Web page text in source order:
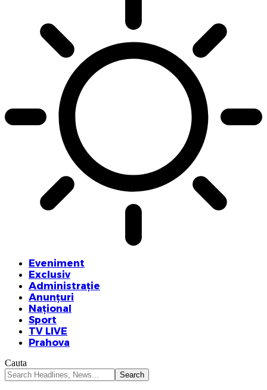
Eveniment
Exclusiv
Administrație
Anunțuri
Național
Sport
TV LIVE
Prahova
Cauta